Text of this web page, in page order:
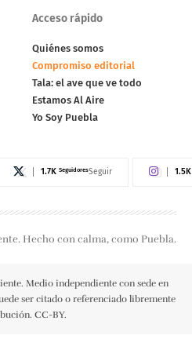
Acceso rápido
Quiénes somos
Compromiso editorial
Tala: el ave que ve todo
Estamos Al Aire
Yo Soy Puebla
1.7K SeguidoresSeguir 1.5K
Hecho con calma, como Puebla.
Medio independiente con sede en
ser citado o referenciado libremente
CC-BY.